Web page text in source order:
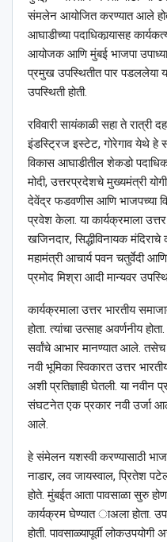
संमलेन आयोजित करण्यात आले
आघाडीच्या पदाधिकार्‍यासह
आयोजक आणि मुंबई भाजपा
प्रमुख उपस्थितीत पार पडललेया
उपस्थिती होती.
रविवारी सायंकाळी सहा ते रात्री
इंडस्ट्रिज इस्टेट, गोरेगाव येथे हे
विकास आघाडीतील शेकडो
मोदी, उत्तरप्रदेशचे मुख्यमंत्री
देवेंद्र फडवणीस आणि भाजपच्या
प्रवेश केला. या कार्यक्रमाला उत्तर
खजिनदार, सिद्धीविनायक
महामंत्री आचार्य पवन चतुर्वेदी
प्रमोद मिश्रा आदी मान्यवर
कार्यक्रमाला उत्तर भारतीय
होता. त्यांचा उत्साह अवर्णनीय
सर्वांचे आभार मानण्यात आले. तसेच
नवी भूमिका स्विकारत उत्तर
अशी प्रतिज्ञाही घेतली. या नवीन
संघटनेत एक प्रकार नवी उर्जा
आले.
हे संमेलन यशस्वी करण्यासाठी
नाडार, लव जायस्वाल, प्रितेश
होते. मुंबईत आता पावसाळा सुरु
कार्यक्रम घेण्यात ाअला होता.
होती. पावसाळ्यापूर्वी